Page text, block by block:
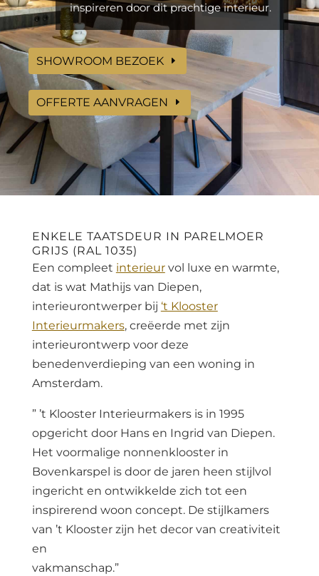
inspireren door dit prachtige interieur.
SHOWROOM BEZOEK
OFFERTE AANVRAGEN
ENKELE TAATSDEUR IN PARELMOER
GRIJS (RAL 1035)
Een compleet interieurvol luxe en warmte,
dat is wat Mathijs van Diepen,
interieurontwerper bij ‘t Klooster
Interieurmakers, creëerde met zijn
interieurontwerp voor deze
benedenverdieping van een woning in
Amsterdam.
” ’t Klooster Interieurmakers is in 1995
opgericht door Hans en Ingrid van Diepen.
Het voormalige nonnenklooster in
Bovenkarspel is door de jaren heen stijlvol
ingericht en ontwikkelde zich tot een
inspirerend woon concept. De stijlkamers
van ’t Klooster zijn het decor van creativiteit
en
vakmanschap.”